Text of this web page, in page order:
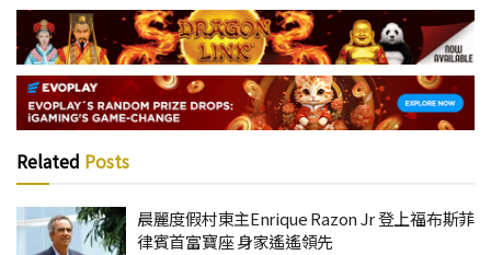
Related Posts
晨麗度假村東主Enrique Razon Jr 登上福布斯菲
律賓首富寶座 身家遙遙領先